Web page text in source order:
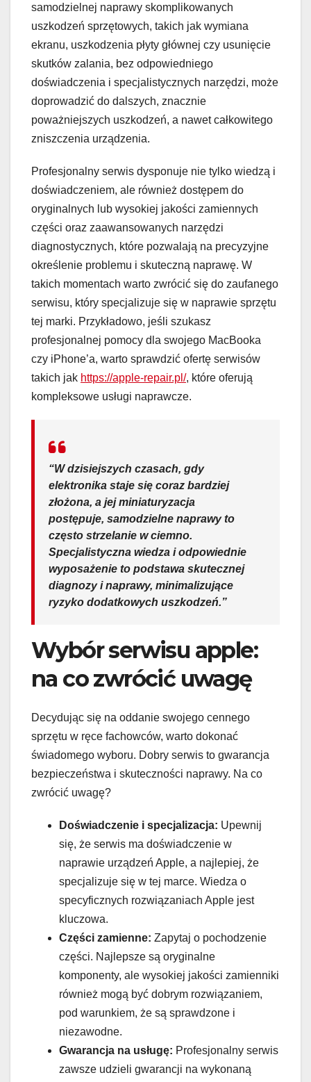
samodzielnej naprawy skomplikowanych
uszkodzeń sprzętowych, takich jak wymiana
ekranu, uszkodzenia płyty głównej czy usunięcie
skutków zalania, bez odpowiedniego
doświadczenia i specjalistycznych narzędzi, może
doprowadzić do dalszych, znacznie
poważniejszych uszkodzeń, a nawet całkowitego
zniszczenia urządzenia.
Profesjonalny serwis dysponuje nie tylko wiedzą i
doświadczeniem, ale również dostępem do
oryginalnych lub wysokiej jakości zamiennych
części oraz zaawansowanych narzędzi
diagnostycznych, które pozwalają na precyzyjne
określenie problemu i skuteczną naprawę. W
takich momentach warto zwrócić się do zaufanego
serwisu, który specjalizuje się w naprawie sprzętu
tej marki. Przykładowo, jeśli szukasz
profesjonalnej pomocy dla swojego MacBooka
czy iPhone’a, warto sprawdzić ofertę serwisów
takich jak https://apple-repair.pl/, które oferują
kompleksowe usługi naprawcze.
“W dzisiejszych czasach, gdy
elektronika staje się coraz bardziej
złożona, a jej miniaturyzacja
postępuje, samodzielne naprawy to
często strzelanie w ciemno.
Specjalistyczna wiedza i odpowiednie
wyposażenie to podstawa skutecznej
diagnozy i naprawy, minimalizujące
ryzyko dodatkowych uszkodzeń.”
Wybór serwisu apple:
na co zwrócić uwagę
Decydując się na oddanie swojego cennego
sprzętu w ręce fachowców, warto dokonać
świadomego wyboru. Dobry serwis to gwarancja
bezpieczeństwa i skuteczności naprawy. Na co
zwrócić uwagę?
Doświadczenie i specjalizacja: Upewnij
się, że serwis ma doświadczenie w
naprawie urządzeń Apple, a najlepiej, że
specjalizuje się w tej marce. Wiedza o
specyficznych rozwiązaniach Apple jest
kluczowa.
Części zamienne: Zapytaj o pochodzenie
części. Najlepsze są oryginalne
komponenty, ale wysokiej jakości zamienniki
również mogą być dobrym rozwiązaniem,
pod warunkiem, że są sprawdzone i
niezawodne.
Gwarancja na usługę: Profesjonalny serwis
zawsze udzieli gwarancji na wykonaną